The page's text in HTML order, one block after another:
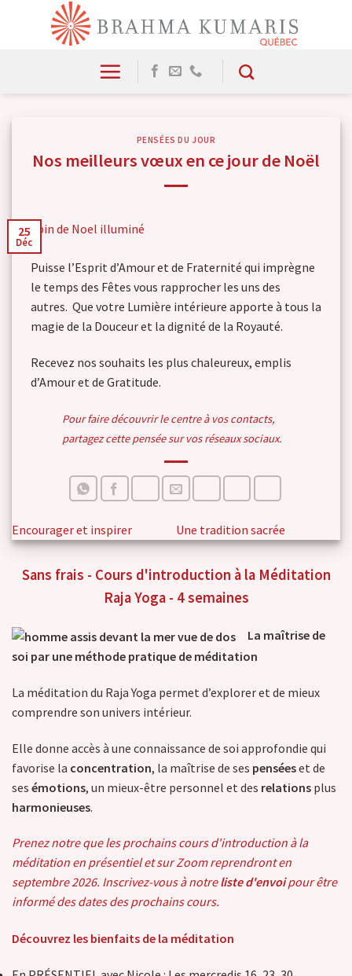
PENSÉES DU JOUR
Nos meilleurs vœux en ce jour de Noël
25
Déc
Puisse l’Esprit d’Amour et de Fraternité qui imprègne
le temps des Fêtes vous rapprocher les uns des
autres. Que votre Lumière intérieure apporte à tous la
magie de la Douceur et la dignité de la Royauté.
Recevez nos souhaits les plus chaleureux, emplis
d’Amour et de Gratitude.
Pour faire découvrir le centre à vos contacts,
partagez cette pensée sur vos réseaux sociaux.
Encourager et inspirer Une tradition sacrée
Sans frais - Cours d'introduction à la Méditation
Raja Yoga - 4 semaines
La maîtrise de
soi par une méthode pratique de méditation
La méditation du Raja Yoga permet d’explorer et de mieux
comprendre son univers intérieur.
Elle donne accès à une connaissance de soi approfondie qui
favorise la concentration, la maîtrise de ses penséeset de
ses émotions, un mieux-être personnel et des relations plus
harmonieuses.
Prenez notre que les prochains cours d'introduction à la
méditation en présentiel et sur Zoom reprendront en
septembre 2026. Inscrivez-vous à notreliste d'envoi pour être
informé des dates des prochains cours.
Découvrez les bienfaits de la méditation